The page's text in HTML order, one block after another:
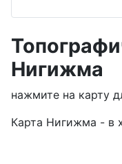
Нигижма
нажмите на карту
Карта Нигижма - в